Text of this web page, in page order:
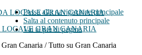
Passa alla navigazione principale
Salta al contenuto principale
Vai al piè di pagina
LOCALE GRAN CANARIA
Canaria / Tutto su Gran Canaria